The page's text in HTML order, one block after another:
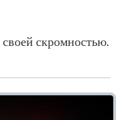
скромностью.